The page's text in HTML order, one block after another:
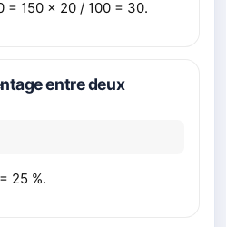
= 150 × 20 / 100 = 30.
entre deux
25 %.